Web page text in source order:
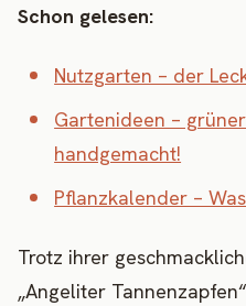
Schon gelesen:
Nutzgarten – der
Gartenideen –
handgemacht!
Pflanzkalender –
Trotz ihrer
„Angeliter